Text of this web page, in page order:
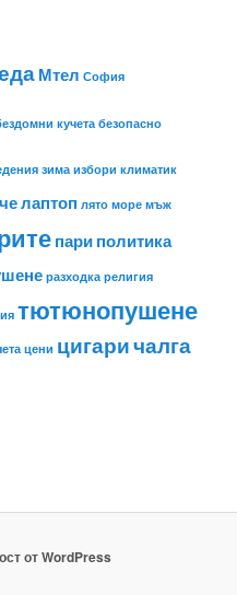
Мтел София
кучета безопасно
зима избори климатик
лаптоп лято море мъж
париполитика
разходка религия
тютюнопушене
цени цигаричалга
от WordPress